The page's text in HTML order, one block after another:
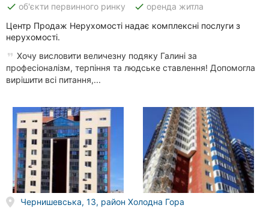
done об'єкти первинного ринку done оренда житла
Центр Продаж Нерухомості надає комплексні послуги з
нерухомості.
Хочу висловити величезну подяку Галині за
професіоналізм, терпіння та людське ставлення! Допомогла
вирішити всі питання,...
Чернишевська, 13, район Холодна Гора